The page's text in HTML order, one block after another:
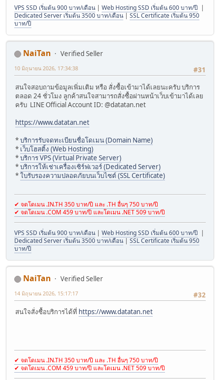
VPS SSD เริ่มต้น 900 บาท/เดือน | Web Hosting SSD เริ่มต้น 600 บาท/ปี |
Dedicated Server เริ่มต้น 3500 บาท/เดือน | SSL Certificate เริ่มต้น 950
บาท/ปี
NaiTan
Verified Seller
#31
10 มิถุนายน 2026, 17:34:38
สนใจสอบถามข้อมูลเพิ่มเติม หรือ สั่งซื้อเข้ามาได้เลยนะครับ บริการ
ตลอด 24 ชั่วโมง ลูกค้าสนใจสามารถสั่งซื้อผ่านหน้าเว็บเข้ามาได้เลย
ครับ LINE Official Account ID: @datatan.net
https://www.datatan.net
*บริการรับจดทะเบียนชื่อโดเมน (Domain Name)
* เว็บโฮสติ้ง (Web Hosting)
*บริการ VPS (Virtual Private Server)
*บริการให้เช่าเครื่องเซิร์ฟเวอร์ (Dedicated Server)
*ใบรับรองความปลอดภัยบนเว็บไซต์ (SSL Certificate)
✔ จดโดเมน .IN.TH 350 บาท/ปี และ .TH อื่นๆ 750 บาท/ปี
✔ จดโดเมน .COM 459 บาท/ปี และโดเมน .NET 509 บาท/ปี
VPS SSD เริ่มต้น 900 บาท/เดือน | Web Hosting SSD เริ่มต้น 600 บาท/ปี |
Dedicated Server เริ่มต้น 3500 บาท/เดือน | SSL Certificate เริ่มต้น 950
บาท/ปี
NaiTan
Verified Seller
#32
14 มิถุนายน 2026, 15:17:17
สนใจสั่งซื้อบริการได้ที่ https://www.datatan.net
✔ จดโดเมน .IN.TH 350 บาท/ปี และ .TH อื่นๆ 750 บาท/ปี
✔ จดโดเมน .COM 459 บาท/ปี และโดเมน .NET 509 บาท/ปี